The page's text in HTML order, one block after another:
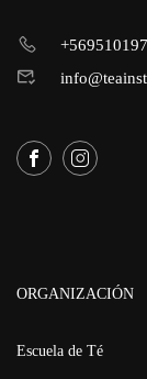
ORGANIZACIÓN
Escuela de Té